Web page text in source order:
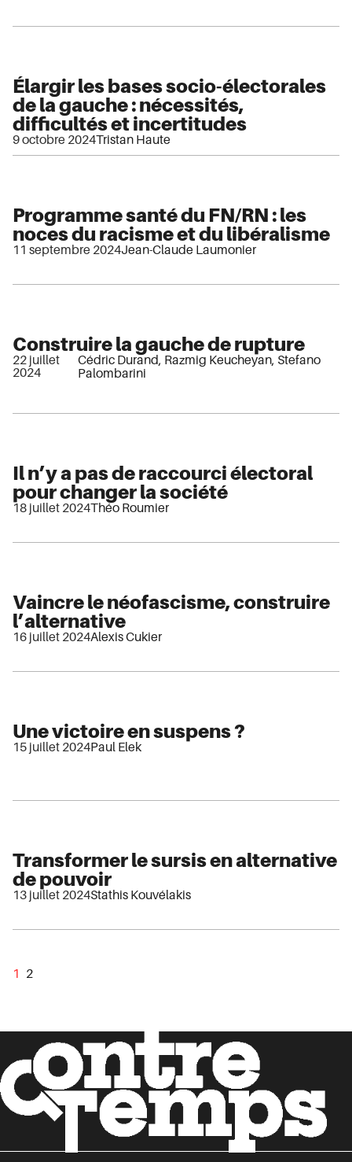
Élargir les bases socio-électorales
de la gauche : nécessités,
difficultés et incertitudes
9 octobre 2024Tristan Haute
Programme santé du FN/RN : les
noces du racisme et du libéralisme
11 septembre 2024Jean-Claude Laumonier
Construire la gauche de rupture
22 juillet
2024
Cédric Durand, Razmig Keucheyan, Stefano
Palombarini
Il n’y a pas de raccourci électoral
pour changer la société
18 juillet 2024Théo Roumier
Vaincre le néofascisme, construire
l’alternative
16 juillet 2024Alexis Cukier
Une victoire en suspens ?
15 juillet 2024Paul Elek
Transformer le sursis en alternative
de pouvoir
13 juillet 2024Stathis Kouvélakis
1 2